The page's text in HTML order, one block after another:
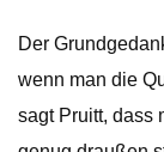
Der
wenn man die
sagt Pruitt, dass